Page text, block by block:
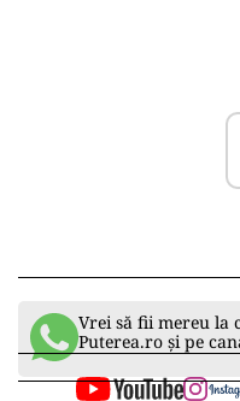
Vrei să fii mereu la
Puterea.ro și pe